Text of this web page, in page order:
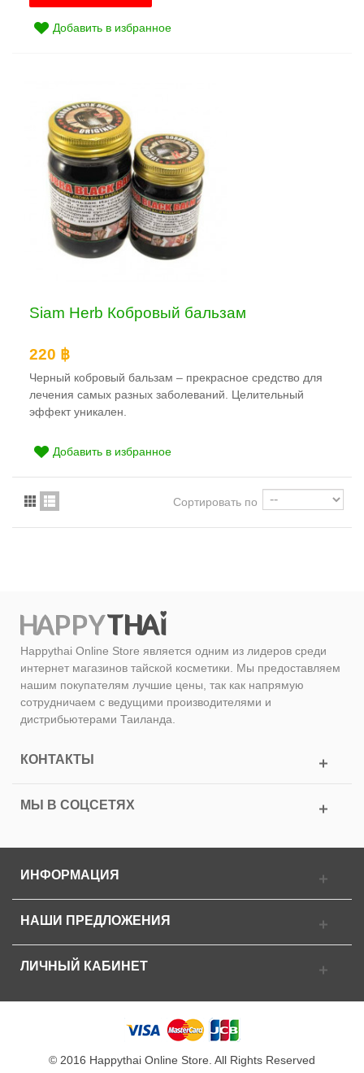
Добавить в избранное
Siam Herb Кобровый бальзам
220 ฿
Черный кобровый бальзам – прекрасное средство для
лечения самых разных заболеваний. Целительный
эффект уникален.
Добавить в избранное
Сортировать по
Happythai Online Store является одним из лидеров среди
интернет магазинов тайской косметики. Мы предоставляем
нашим покупателям лучшие цены, так как напрямую
сотрудничаем с ведущими производителями и
дистрибьютерами Таиланда.
КОНТАКТЫ
МЫ В СОЦСЕТЯХ
ИНФОРМАЦИЯ
НАШИ ПРЕДЛОЖЕНИЯ
ЛИЧНЫЙ КАБИНЕТ
© 2016 Happythai Online Store. All Rights Reserved